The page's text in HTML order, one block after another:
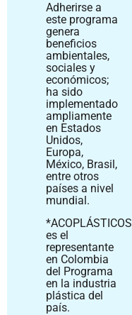
Adherirse a
este programa
genera
beneficios
ambientales,
sociales y
económicos;
ha sido
implementado
ampliamente
en Estados
Unidos,
Europa,
México, Brasil,
entre otros
países a nivel
mundial.
*ACOPLÁSTICOS
es el
representante
en Colombia
del Programa
en la industria
plástica del
país.